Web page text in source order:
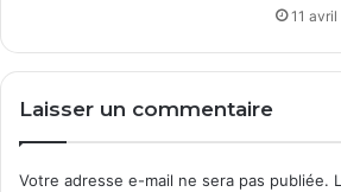
11 avril
Laisser un commentaire
Votre adresse e-mail ne sera pas publiée.